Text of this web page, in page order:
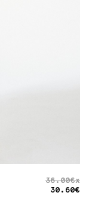
36.00€x
30.60€